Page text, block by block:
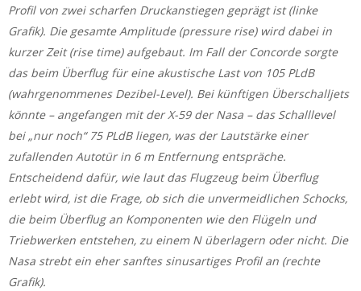
Profil von zwei scharfen Druckanstiegen geprägt ist (linke
Grafik). Die gesamte Amplitude (pressure rise) wird dabei in
kurzer Zeit (rise time) aufgebaut. Im Fall der Concorde sorgte
das beim Überflug für eine akustische Last von 105 PLdB
(wahrgenommenes Dezibel-Level). Bei künftigen Überschalljets
könnte – angefangen mit der X-59 der Nasa – das Schalllevel
bei „nur noch“ 75 PLdB liegen, was der Lautstärke einer
zufallenden Autotür in 6 m Entfernung entspräche.
Entscheidend dafür, wie laut das Flugzeug beim Überflug
erlebt wird, ist die Frage, ob sich die unvermeidlichen Schocks,
die beim Überflug an Komponenten wie den Flügeln und
Triebwerken entstehen, zu einem N überlagern oder nicht. Die
Nasa strebt ein eher sanftes sinusartiges Profil an (rechte
Grafik).